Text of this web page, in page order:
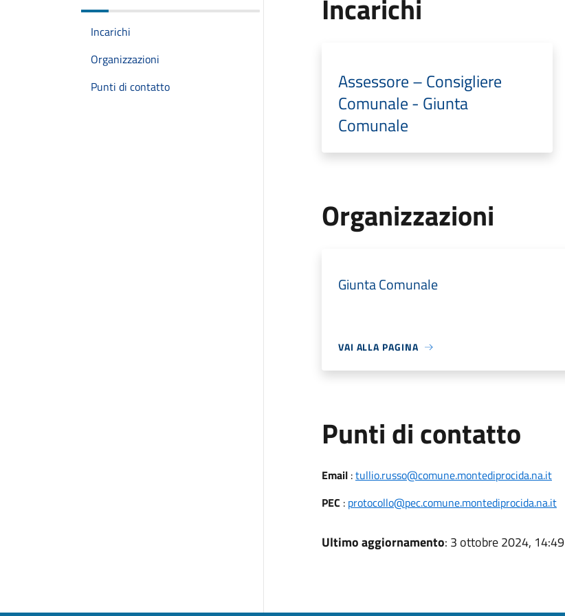
Incarichi
Organizzazioni
Punti di contatto
Incarichi
Assessore – Consigliere
Comunale - Giunta
Comunale
Organizzazioni
Giunta Comunale
VAI ALLA PAGINA
Punti di contatto
Email:tullio.russo@comune.montediprocida.na.it
PEC : protocollo@pec.comune.montediprocida.na.it
Ultimo aggiornamento: 3 ottobre 2024, 14:49